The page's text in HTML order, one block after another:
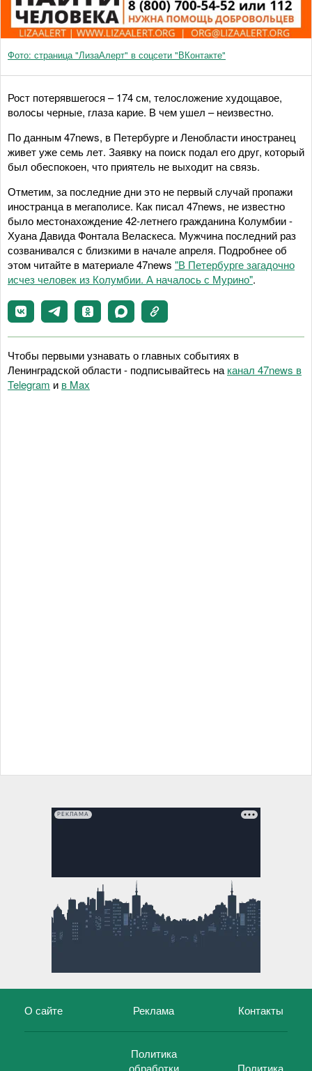
Фото: страница "ЛизаАлерт" в соцсети "ВКонтакте"
Рост потерявшегося – 174 см, телосложение худощавое,
волосы черные, глаза карие. В чем ушел – неизвестно.
По данным 47news, в Петербурге и Ленобласти иностранец
живет уже семь лет. Заявку на поиск подал его друг, который
был обеспокоен, что приятель не выходит на связь.
Отметим, за последние дни это не первый случай пропажи
иностранца в мегаполисе. Как писал 47news, не известно
было местонахождение 42-летнего гражданина Колумбии -
Хуана Давида Фонтала Веласкеса. Мужчина последний раз
созванивался с близкими в начале апреля. Подробнее об
этом читайте в материале 47news "В Петербурге загадочно
исчез человек из Колумбии. А началось с Мурино".
Чтобы первыми узнавать о главных событиях в
Ленинградской области - подписывайтесь на канал 47news в
Telegram и в Maх
РЕКЛАМА
О сайте Реклама Контакты
Политика
обработки
Политика